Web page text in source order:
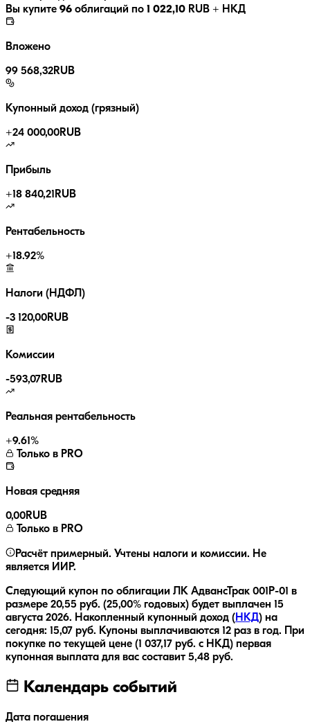
Вы купите 96 облигаций по 1 022,10 RUB + НКД
Вложено
99 568,32RUB
Купонный доход (грязный)
+24 000,00RUB
Прибыль
+18 840,21 RUB
Рентабельность
+18.92%
Налоги (НДФЛ)
-3 120,00RUB
Комиссии
-593,07RUB
Реальная рентабельность
+9.61%
Только в PRO
Новая средняя
0,00RUB
Только в PRO
Расчёт примерный. Учтены налоги и комиссии. Не
является ИИР.
Следующий купон по облигации ЛК АдвансТрак 001Р-01 в
размере 20,55 руб. (25,00% годовых) будет выплачен 15
августа 2026. Накопленный купонный доход ( НКД) на
сегодня: 15,07 руб. Купоны выплачиваются 12 раз в год.
При
покупке по текущей цене (1 037,17 руб. с НКД) первая
купонная выплата для вас составит 5,48 руб.
Календарь событий
Дата погашения